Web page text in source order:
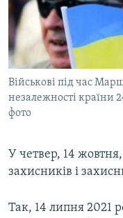
ВІДЕОУРОКИ «ELIFBE»
СВІДЧЕННЯ ОКУПАЦІЇ
УКРАЇНСЬКА
ІНФОГРАФІКА
Русский
Qırımtatar
ДОЛУЧАЙСЯ!
Усі сайти RFE/RL
Військові під час
незалежності країни
фото
У четвер, 14
захисників і
Так, 14 липня 2021